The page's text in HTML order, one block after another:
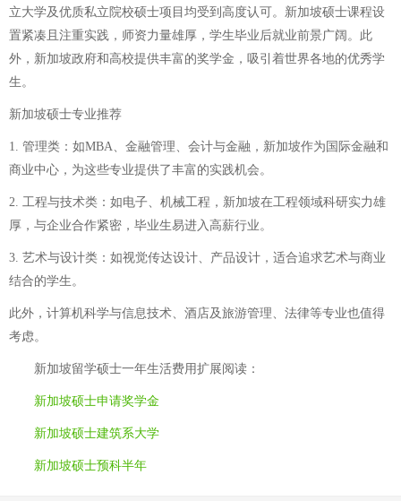
立大学及优质私立院校硕士项目均受到高度认可。新加坡硕士课程设
置紧凑且注重实践，师资力量雄厚，学生毕业后就业前景广阔。此
外，新加坡政府和高校提供丰富的奖学金，吸引着世界各地的优秀学
生。
新加坡硕士专业推荐
1. 管理类：如MBA、金融管理、会计与金融，新加坡作为国际金融和
商业中心，为这些专业提供了丰富的实践机会。
2. 工程与技术类：如电子、机械工程，新加坡在工程领域科研实力雄
厚，与企业合作紧密，毕业生易进入高薪行业。
3. 艺术与设计类：如视觉传达设计、产品设计，适合追求艺术与商业
结合的学生。
此外，计算机科学与信息技术、酒店及旅游管理、法律等专业也值得
考虑。
新加坡留学硕士一年生活费用扩展阅读：
新加坡硕士申请奖学金
新加坡硕士建筑系大学
新加坡硕士预科半年